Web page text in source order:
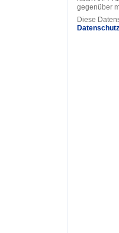
gegenüber
Diese